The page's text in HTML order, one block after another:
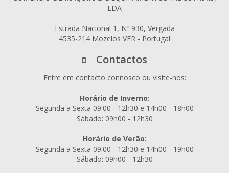
LDA
Estrada Nacional 1, Nº 930, Vergada
4535-214 Mozelos VFR - Portugal
Contactos
Entre em contacto connosco ou visite-nos:
Horário de Inverno:
Segunda a Sexta 09:00 - 12h30 e 14h00 - 18h00
Sábado: 09h00 - 12h30
Horário de Verão:
Segunda a Sexta 09:00 - 12h30 e 14h00 - 19h00
Sábado: 09h00 - 12h30